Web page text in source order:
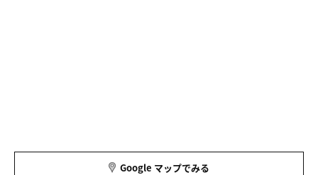
Google マップでみる